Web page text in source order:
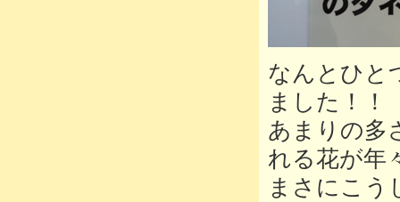
なんとひと
ました！！
あまりの多
れる花が年
まさにこう